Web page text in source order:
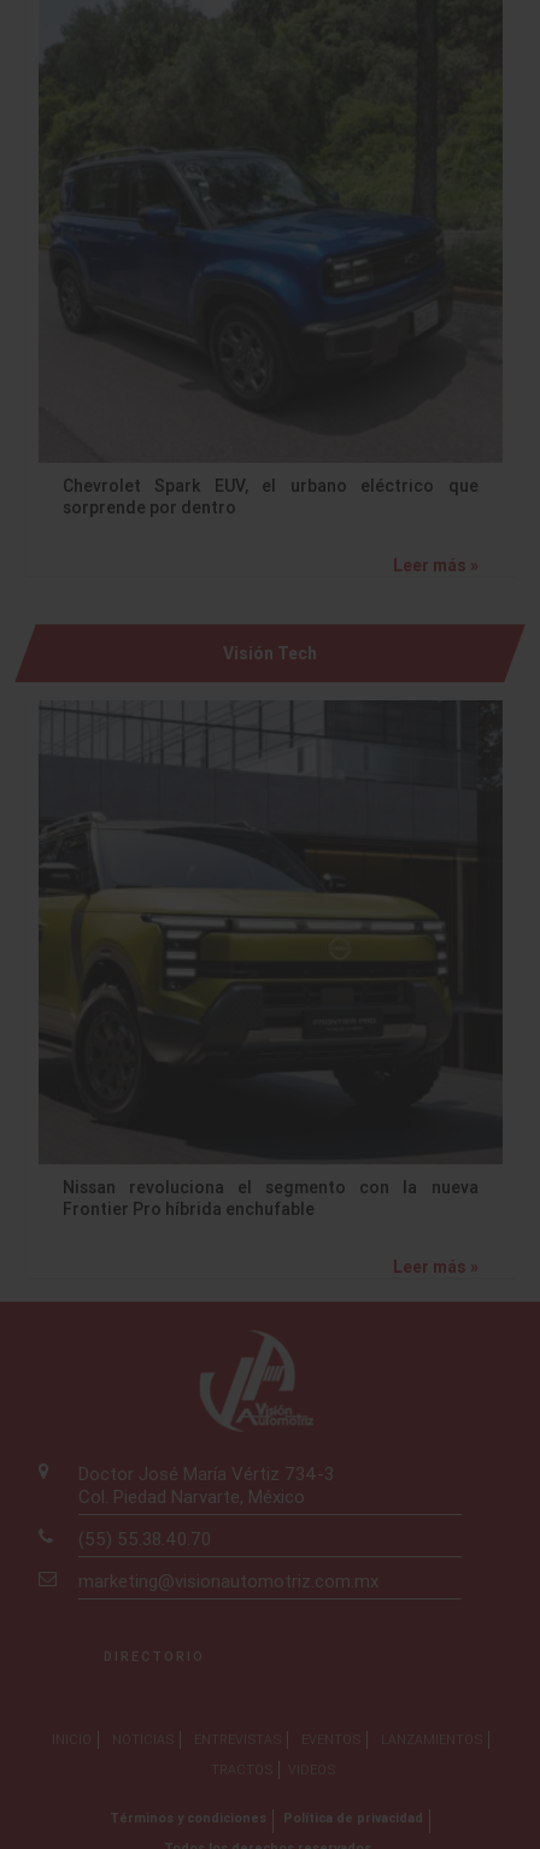
Chevrolet Spark EUV, el urbano eléctrico que
sorprende por dentro
Leer más »
Visión Tech
Nissan revoluciona el segmento con la nueva
Frontier Pro híbrida enchufable
Leer más »
Doctor José María Vértiz 734-3
Col. Piedad Narvarte, México
(55) 55.38.40.70
marketing@visionautomotriz.com.mx
DIRECTORIO
INICIO NOTICIAS ENTREVISTAS EVENTOS
LANZAMIENTOS
TRACTOS
VIDEOS
Términos y condiciones
Política de privacidad